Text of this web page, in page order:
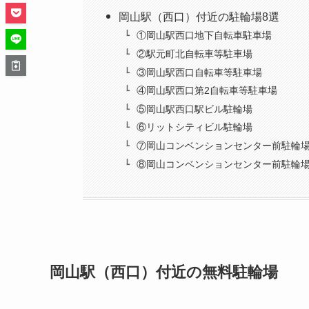
岡山駅（西口）付近の駐輪場8選
①岡山駅西口地下自転車駐車場
②駅元町北自転車等駐車場
③岡山駅西口自転車等駐車場
④岡山駅西口第2自転車等駐車場
⑤岡山駅西口駅ビル駐輪場
⑥リットシティビル駐輪場
⑦岡山コンベンションセンター前駐輪
⑧岡山コンベンションセンター前駐輪
岡山駅（西口）付近の無料駐輪場